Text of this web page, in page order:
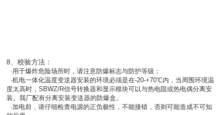
8、校验方法：
·用于爆炸危险场所时，请注意防爆标志与防护等级；
·机电一体化温度变送器安装的环境必须是在-20-+70℃内，当周围环境温
度太高时，SBWZ/R信号转换器和显示模块可以与热电阻或热电偶分离安
装。我厂配有分离安装变送器的防爆盒。
·加电前，请仔细检查电源的正负极性，不能接错，否则可能造成不可知